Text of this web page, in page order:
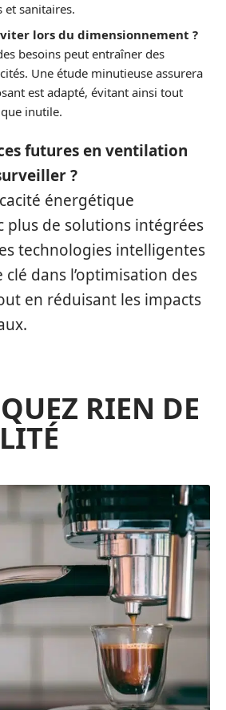
sanitaires.
lors du dimensionnement ?
besoins peut entraîner des
Une étude minutieuse assurera
est adapté, évitant ainsi tout
inutile.
futures en ventilation
?
énergétique
plus de solutions intégrées
technologies intelligentes
dans l’optimisation des
en réduisant les impacts
RIEN DE